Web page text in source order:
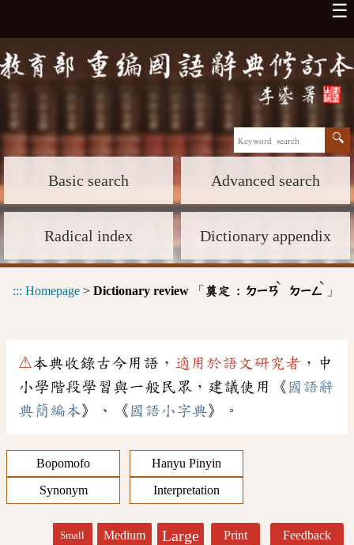
☰
Basic search Advanced search
Radical index Dictionary appendix
::: Homepage > Dictionary review 「 奠定 : ㄉㄧㄢ
ˋ
ㄉㄧㄥ
ˋ
」
⚠本典收錄古今用語， 適用於語文研究者 ，中
小學階段學習與一般民眾，建議使用《 國語辭
典簡編本》、《 國語小字典》。
Bopomofo
Hanyu Pinyin
Synonym
Interpretation
Small Medium Large Print Feedback